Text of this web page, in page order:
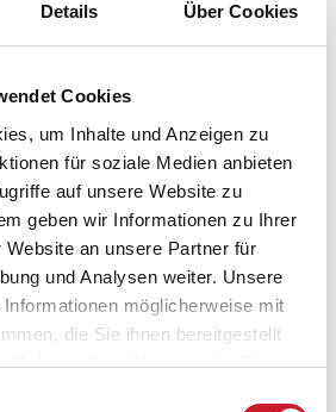
Details Über Cookies
Cookies
um Inhalte und Anzeigen zu
für soziale Medien anbieten
auf unsere Website zu
geben wir Informationen zu Ihrer
Website an unsere Partner für
und Analysen weiter. Unsere
möglicherweise mit
die Sie ihnen bereitgestellt
Rahmen Ihrer Nutzung der Dienste